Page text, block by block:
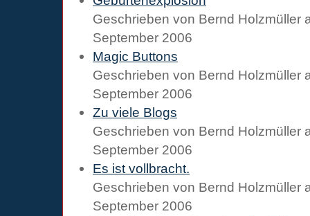
Geschrieben von Bernd Holzmüller
September 2006
Magic Buttons
Geschrieben von Bernd Holzmüller
September 2006
Zu viele Blogs
Geschrieben von Bernd Holzmüller
September 2006
Es ist vollbracht.
Geschrieben von Bernd Holzmüller
September 2006